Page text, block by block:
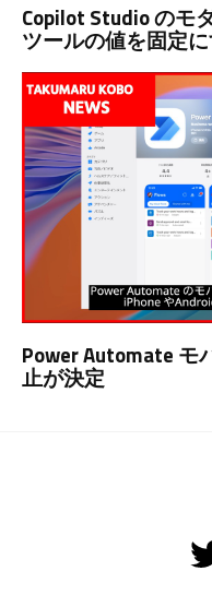
Copilot Studio のモ
ツールの値を固定
Power Automate モ
止が決定